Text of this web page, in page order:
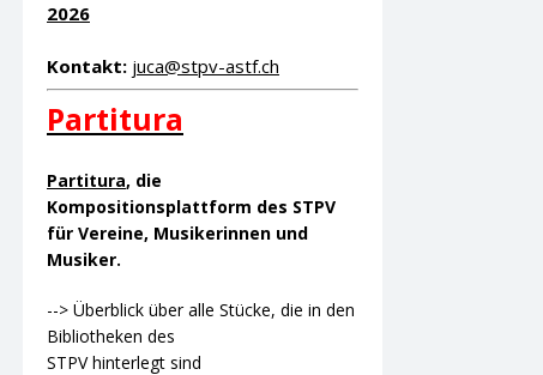
2026
Kontakt: juca@stpv-astf.ch
Partitura
Partitura, die
Kompositionsplattform des STPV
für Vereine, Musikerinnen und
Musiker.
--> Überblick über alle Stücke, die in den
Bibliotheken des
STPV hinterlegt sind